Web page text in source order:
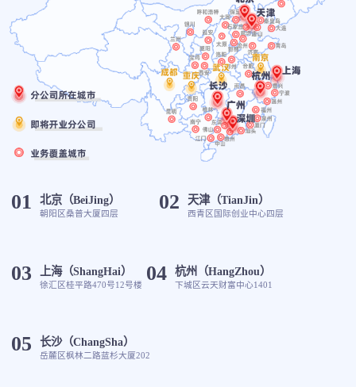
01 北京（BeiJing）
朝阳区桑普大厦四层 02 天津（TianJin）
西青区国际创业中心四层
03 上海（ShangHai）
徐汇区桂平路470号12号楼 04 杭州（HangZhou）
下城区云天财富中心1401
05 长沙（ChangSha）
岳麓区枫林二路蓝杉大厦202